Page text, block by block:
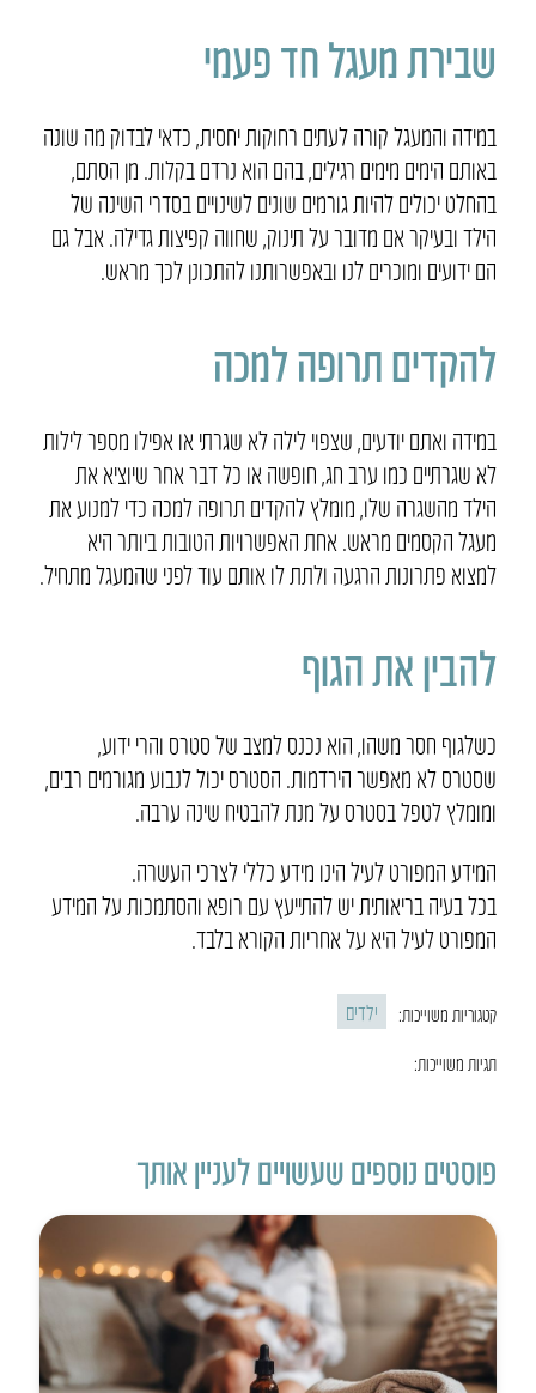
שבירת מעגל חד פעמי
במידה והמעגל קורה לעתים רחוקות יחסית, כדאי לבדוק מה שונה
באותם הימים מימים רגילים, בהם הוא נרדם בקלות. מן הסתם,
בהחלט יכולים להיות גורמים שונים לשינויים בסדרי השינה של
הילד ובעיקר אם מדובר על תינוק, שחווה קפיצות גדילה. אבל גם
הם ידועים ומוכרים לנו ובאפשרותנו להתכונן לכך מראש.
להקדים תרופה למכה
במידה ואתם יודעים, שצפוי לילה לא שגרתי או אפילו מספר לילות
לא שגרתיים כמו ערב חג, חופשה או כל דבר אחר שיוציא את
הילד מהשגרה שלו, מומלץ להקדים תרופה למכה כדי למנוע את
מעגל הקסמים מראש. אחת האפשרויות הטובות ביותר היא
למצוא פתרונות הרגעה ולתת לו אותם עוד לפני שהמעגל מתחיל.
להבין את הגוף
כשלגוף חסר משהו, הוא נכנס למצב של סטרס והרי ידוע,
שסטרס לא מאפשר הירדמות. הסטרס יכול לנבוע מגורמים רבים,
ומומלץ לטפל בסטרס על מנת להבטיח שינה ערבה.
המידע המפורט לעיל הינו מידע כללי לצרכי העשרה.
בכל בעיה בריאותית יש להתייעץ עם רופא והסתמכות על המידע
המפורט לעיל היא על אחריות הקורא בלבד.
קטגוריות משוייכות: ילדים
תגיות משוייכות:
פוסטים נוספים שעשויים לעניין אותך